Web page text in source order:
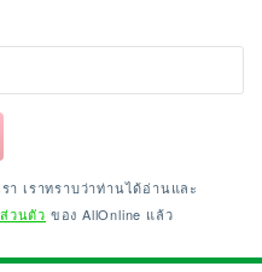
า เราทราบว่าท่านได้อ่านและ
วนตัว ของ AllOnline แล้ว